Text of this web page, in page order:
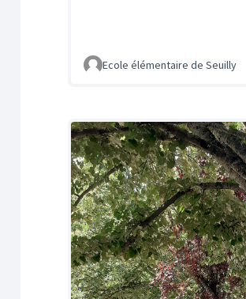
Ecole élémentaire de Seuilly